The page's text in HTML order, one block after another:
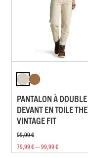
PANTALON À DOUBLE
DEVANT EN TOILE THE
VINTAGE FIT
99,99 €
79,99 € — 99,99 €